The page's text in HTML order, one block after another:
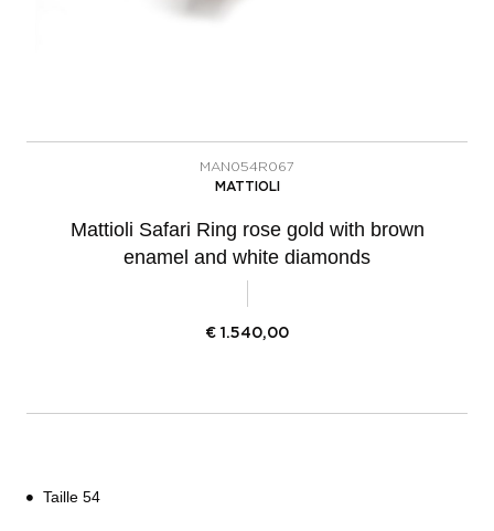
MAN054R067
MATTIOLI
Mattioli Safari Ring rose gold with brown
enamel and white diamonds
€ 1.540,00
Taille 54